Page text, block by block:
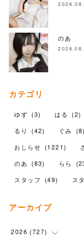
のあ
カテゴリ
ゆず (3) はる (2)
るり
(42) ぐみ (8)
おしらせ (1221)
のあ
(83) らら (
スタッフ
(49) ス
アーカイブ
2026 (727)